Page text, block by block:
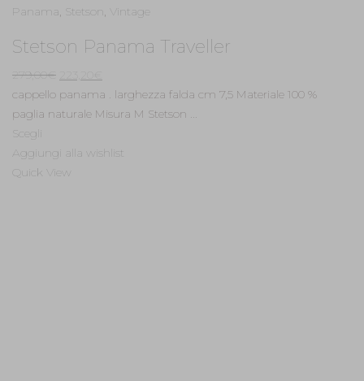
Panama, Stetson , Vintage
Stetson Panama Traveller
279,00€
prezzo
originale
279,00€.
prezzo
attuale
223,20€.
cappello panama . larghezza falda cm 7,5 Materiale 100 %
paglia naturale Misura M Stetson ...
Scegli
Aggiungi alla wishlist
Quick View